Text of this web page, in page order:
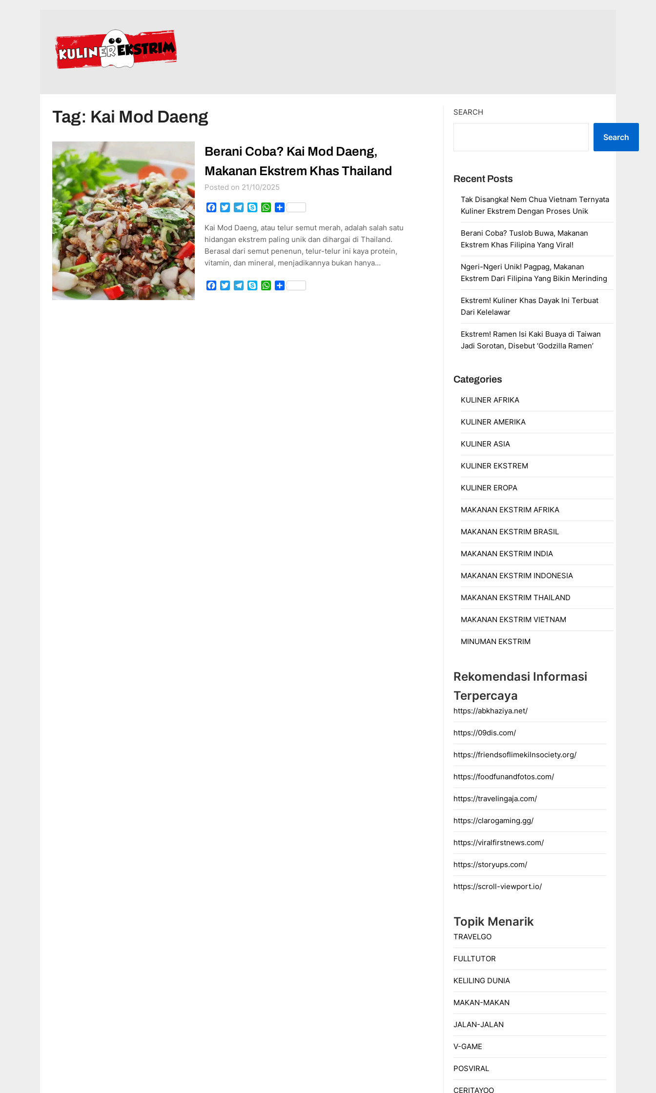
Tag: Kai Mod Daeng
Berani Coba? Kai Mod Daeng,
Makanan Ekstrem Khas Thailand
Posted on 21/10/2025
Facebook
TwitterTelegram
SkypeWhatsApp
Share
Kai Mod Daeng, atau telur semut merah, adalah salah satu
hidangan ekstrem paling unik dan dihargai di Thailand.
Berasal dari semut penenun, telur-telur ini kaya protein,
vitamin, dan mineral, menjadikannya bukan hanya…
Facebook
TwitterTelegram
SkypeWhatsApp
Share
SEARCH
Search
Recent Posts
Tak Disangka! Nem Chua Vietnam Ternyata
Kuliner Ekstrem Dengan Proses Unik
Berani Coba? Tuslob Buwa, Makanan
Ekstrem Khas Filipina Yang Viral!
Ngeri-Ngeri Unik! Pagpag, Makanan
Ekstrem Dari Filipina Yang Bikin Merinding
Ekstrem! Kuliner Khas Dayak Ini Terbuat
Dari Kelelawar
Ekstrem! Ramen Isi Kaki Buaya di Taiwan
Jadi Sorotan, Disebut ‘Godzilla Ramen’
Categories
KULINER AFRIKA
KULINER AMERIKA
KULINER ASIA
KULINER EKSTREM
KULINER EROPA
MAKANAN EKSTRIM AFRIKA
MAKANAN EKSTRIM BRASIL
MAKANAN EKSTRIM INDIA
MAKANAN EKSTRIM INDONESIA
MAKANAN EKSTRIM THAILAND
MAKANAN EKSTRIM VIETNAM
MINUMAN EKSTRIM
Rekomendasi Informasi
Terpercaya
https://abkhaziya.net/
https://09dis.com/
https://friendsoflimekilnsociety.org/
https://foodfunandfotos.com/
https://travelingaja.com/
https://clarogaming.gg/
https://viralfirstnews.com/
https://storyups.com/
https://scroll-viewport.io/
Topik Menarik
TRAVELGO
FULLTUTOR
KELILING DUNIA
MAKAN-MAKAN
JALAN-JALAN
V-GAME
POSVIRAL
CERITAYOO